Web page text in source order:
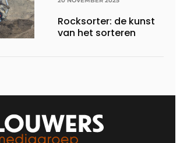
Rocksorter: de kunst
van het sorteren